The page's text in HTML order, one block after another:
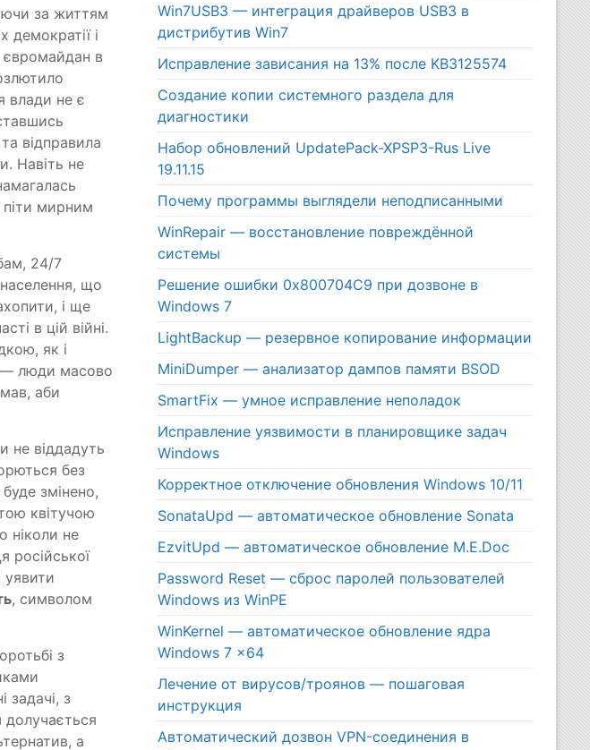
за життям
демократії і
євромайдан в
влади не є
відправила
Навіть не
піти мирним
24/7
що
і ще
в цій війні.
як і
— люди масово
аби
не віддадуть
без
змінено,
квітучою
ніколи не
російської
уявити
, символом
з
задачі, з
а
Win7USB3 — интеграция драйверов USB3 в
дистрибутив Win7
Исправление зависания на 13% после KB3125574
Создание копии системного раздела для
диагностики
Набор обновлений UpdatePack-XPSP3-Rus Live
19.11.15
Почему программы выглядели неподписанными
WinRepair — восстановление повреждённой
системы
Решение ошибки 0x800704C9 при дозвоне в
Windows 7
LightBackup — резервное копирование информации
MiniDumper — анализатор дампов памяти BSOD
SmartFix — умное исправление неполадок
Исправление уязвимости в планировщике задач
Windows
Корректное отключение обновления Windows 10/11
SonataUpd — автоматическое обновление Sonata
EzvitUpd — автоматическое обновление M.E.Doc
Password Reset — сброс паролей пользователей
Windows из WinPE
WinKernel — автоматическое обновление ядра
Windows 7 x64
Лечение от вирусов/троянов — пошаговая
инструкция
Автоматический дозвон VPN-соединения в